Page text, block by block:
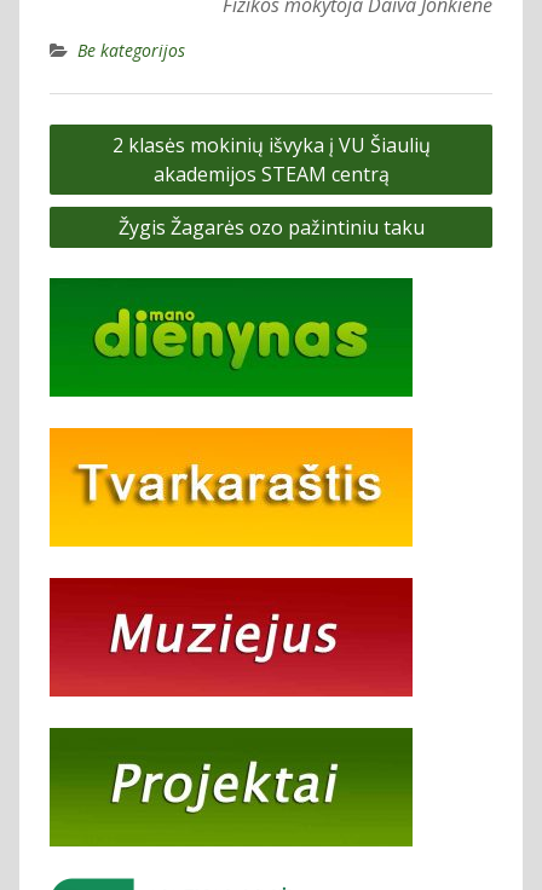
Be kategorijos
Navigacija
įrašų
2 klasės mokinių išvyka į VU Šiaulių
akademijos STEAM centrą
Žygis Žagarės ozo pažintiniu taku